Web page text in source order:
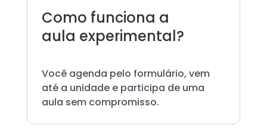
Como funciona a
aula experimental?
Você agenda pelo formulário, vem
até a unidade e participa de uma
aula sem compromisso.